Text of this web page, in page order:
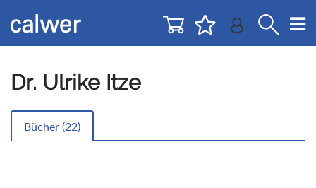
zur
Navigation
zum
Inhalt
Dr. Ulrike Itze
Bücher (22)